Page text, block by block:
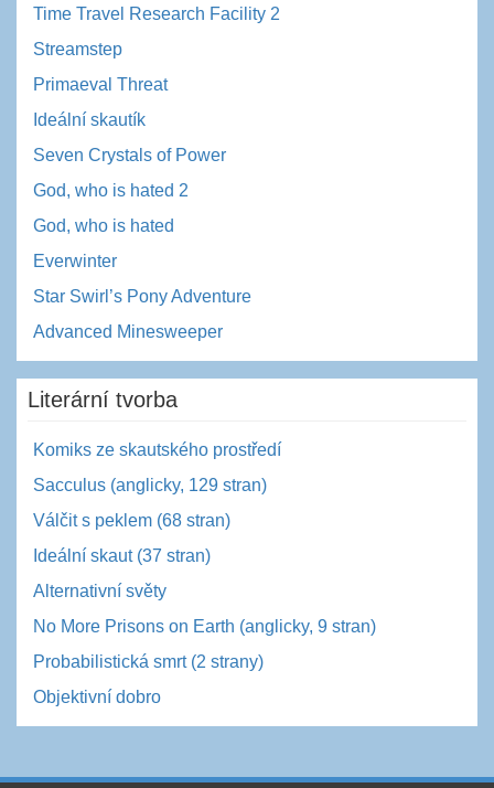
Time Travel Research Facility 2
Streamstep
Primaeval Threat
Ideální skautík
Seven Crystals of Power
God, who is hated 2
God, who is hated
Everwinter
Star Swirl’s Pony Adventure
Advanced Minesweeper
Literární tvorba
Komiks ze skautského prostředí
Sacculus (anglicky, 129 stran)
Válčit s peklem (68 stran)
Ideální skaut (37 stran)
Alternativní světy
No More Prisons on Earth (anglicky, 9 stran)
Probabilistická smrt (2 strany)
Objektivní dobro